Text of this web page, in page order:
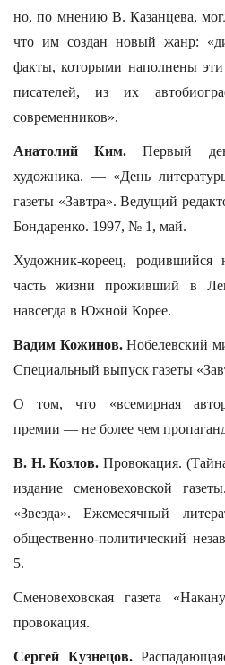
но, по мнению В. Казанцева,
что им создан новый жанр:
факты, которыми наполнены
писателей, из их
современников».
Анатолий Ким.Первый
художника. — «День
газеты «Завтра». Ведущий
Бондаренко. 1997, № 1, май.
Художник-кореец,
часть жизни проживший в
навсегда в Южной Корее.
Вадим Кожинов.Нобелевский
Специальный выпуск газеты
О том, что «всемирная
премии — не более чем
В. Н. Козлов. Провокация.
издание сменовеховской
«Звезда». Ежемесячный
общественно-политический
5.
Сменовеховская газета
провокация.
Сергей Кузнецов.